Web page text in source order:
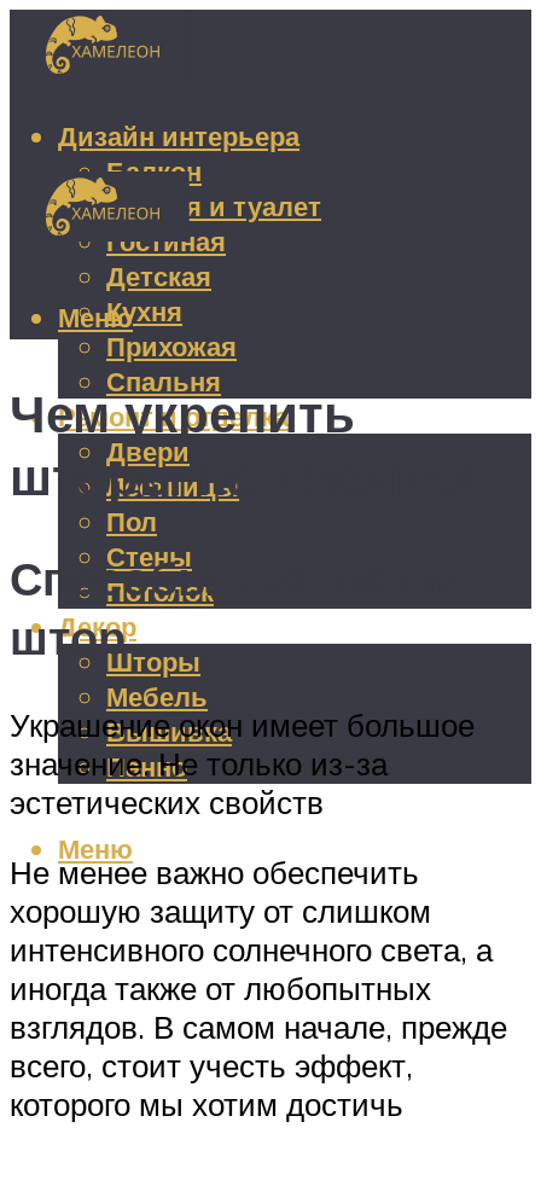
Дизайн интерьера
Балкон
Ванная и туалет
Гостиная
Детская
Кухня
Прихожая
Спальня
Ремонт и отделка
Двери
Лестницы
Пол
Стены
Потолок
Декор
Шторы
Мебель
Вышивка
Панно
Меню
Меню
Чем укрепить
шторы на крючках
Способы крепления
штор
Украшение окон имеет большое
значение. Не только из-за
эстетических свойств
Не менее важно обеспечить
хорошую защиту от слишком
интенсивного солнечного света, а
иногда также от любопытных
взглядов. В самом начале, прежде
всего, стоит учесть эффект,
которого мы хотим достичь